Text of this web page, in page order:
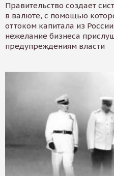
Правительство создает
в валюте, с помощью
оттоком капитала из
нежелание бизнеса
предупреждениям власти